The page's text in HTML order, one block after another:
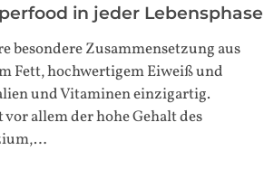
in jeder Lebensphase
besondere Zusammensetzung aus
Fett, hochwertigem Eiweiß und
und Vitaminen einzigartig.
allem der hohe Gehalt des